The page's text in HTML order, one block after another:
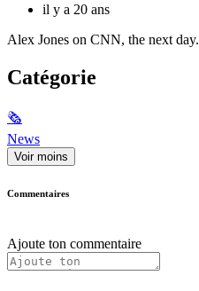
il y a 20 ans
Alex Jones on CNN, the next day.
Catégorie
🗞
News
Voir moins
Commentaires
Ajoute ton commentaire